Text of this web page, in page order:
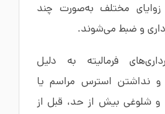
مختلف به‌صورت چند
و ضبط می‌شوند.
فرمالیته به دلیل
و نداشتن استرس مراسم یا
و شلوغی بیش از حد، قبل از